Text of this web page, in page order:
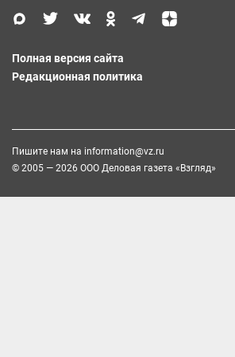
Полная версия сайта
Редакционная политика
Пишите нам на information@vz.ru
© 2005 — 2026 ООО Деловая газета «Взгляд»